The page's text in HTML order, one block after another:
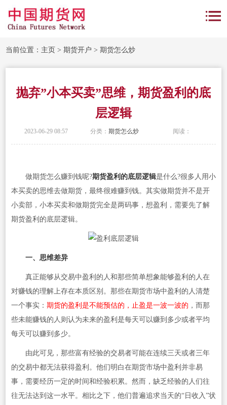
当前位置： 主页 >期货开户 >期货怎么炒
抛弃”小本买卖”思维，期货盈利的底
层逻辑
2023-06-29 08:57 分类： 期货怎么炒 阅读：
做期货怎么赚到钱呢?期货盈利的底层逻辑是什么?很多人用小
本买卖的思维去做期货，最终很难赚到钱。其实做期货并不是开
小卖部，小本买卖和做期货完全是两码事，想盈利，需要先了解
期货盈利的底层逻辑。
一、思维差异
真正能够从交易中盈利的人和那些简单想象能够盈利的人在
对赚钱的理解上存在本质区别。那些在期货市场中盈利的人清楚
一个事实： 期货的盈利是不能预估的，止盈是一波一波的 ，而那
些未能赚钱的人则认为未来的盈利是每天可以赚到多少或者平均
每天可以赚到多少。
由此可见，那些富有经验的交易者可能在连续三天或者三年
的交易中都无法获得盈利。他们明白在期货市场中盈利并非易
事，需要经历一定的时间和经验积累。然而，缺乏经验的人们往
往无法达到这一水平。相比之下，他们普遍追求当天的“日收入”状